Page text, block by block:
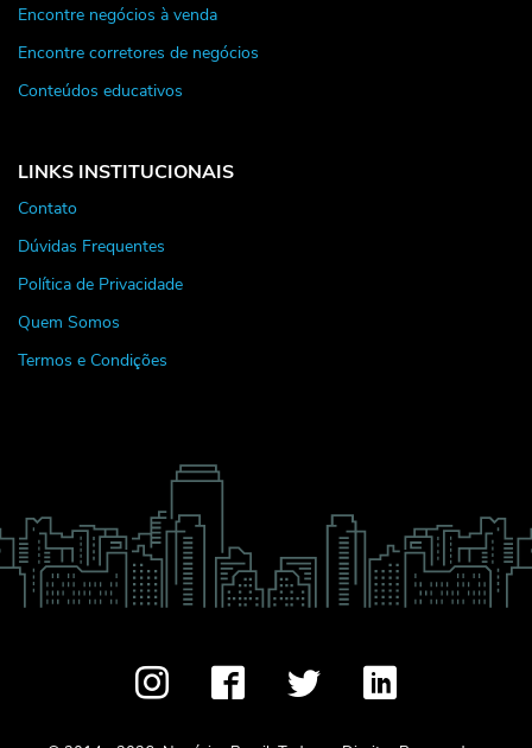
Encontre negócios à venda
Encontre corretores de negócios
Conteúdos educativos
LINKS INSTITUCIONAIS
Contato
Dúvidas Frequentes
Política de Privacidade
Quem Somos
Termos e Condições